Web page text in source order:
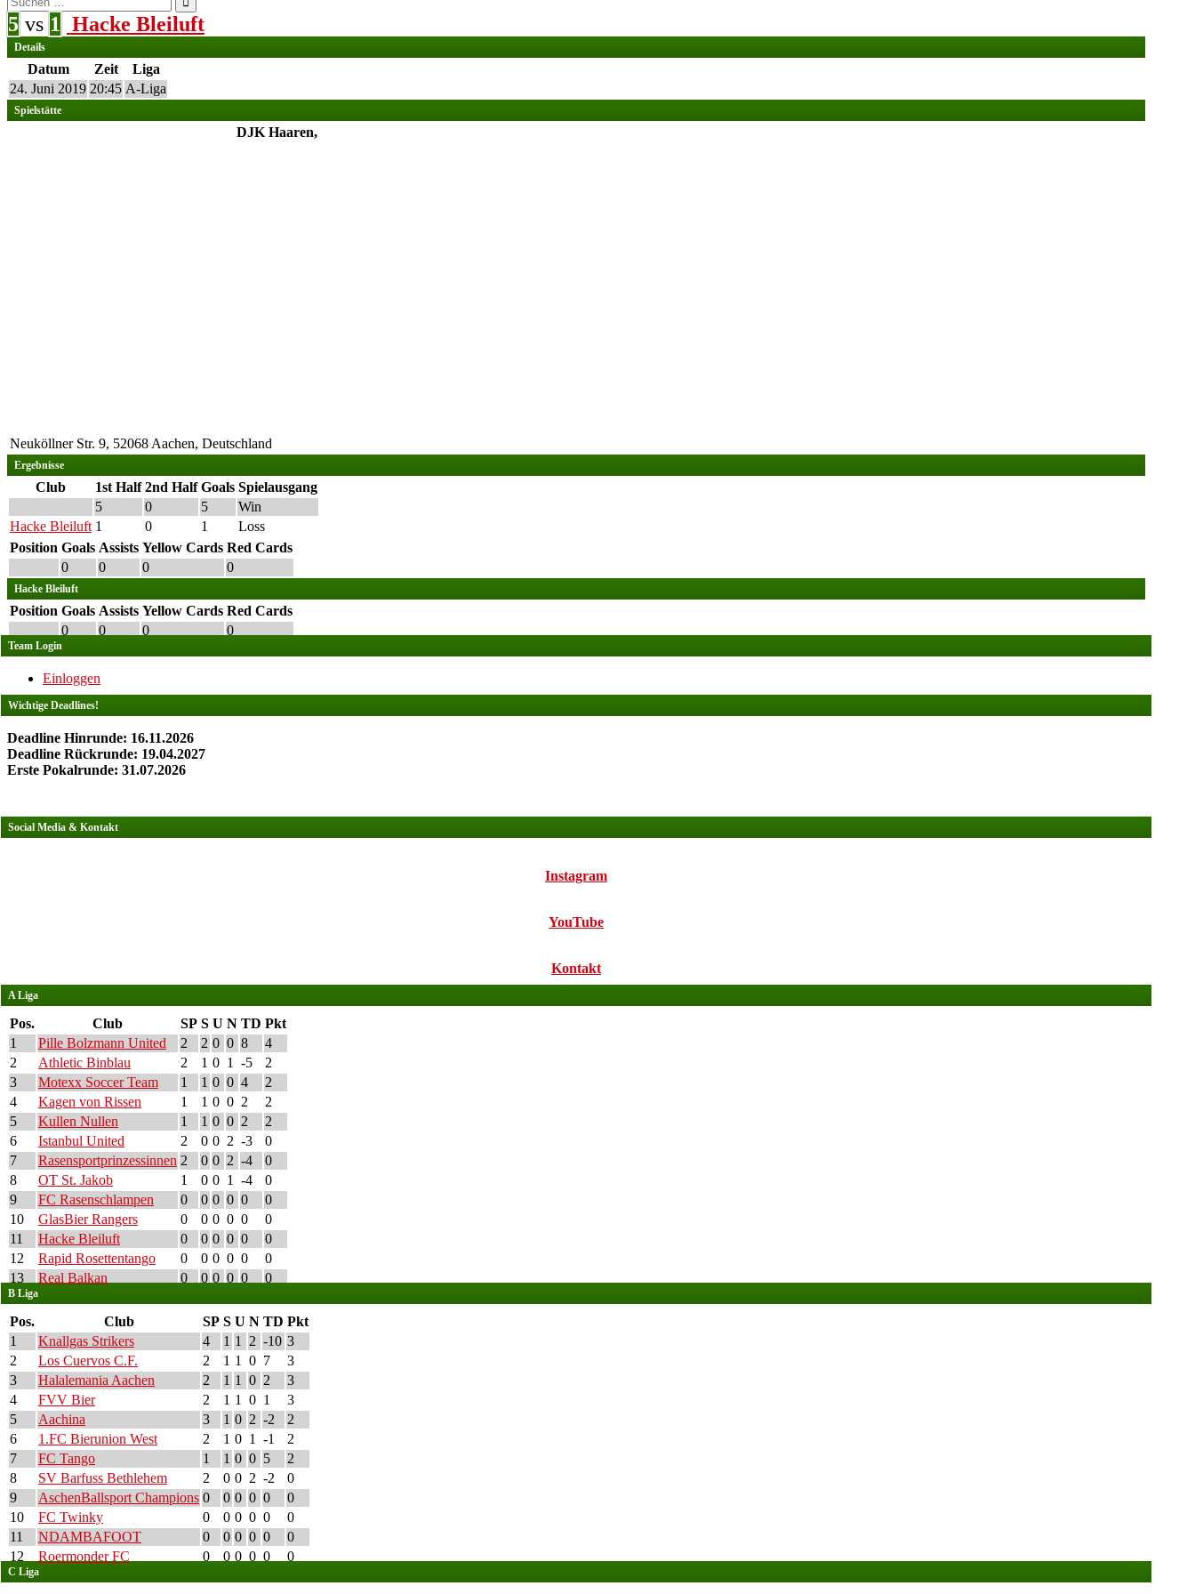
nach:
5 vs 1 Hacke Bleiluft
Details
Datum Zeit
Liga
24. Juni 2019 20:45 A-Liga
Spielstätte
DJK Haaren,
Neuköllner Str. 9, 52068 Aachen, Deutschland
Ergebnisse
Club 1st Half 2nd Half Goals Spielausgang
5
0 5
Win
Hacke Bleiluft 1 0 1
Loss
Position Goals Assists Yellow Cards Red Cards
0
0 0 0
Hacke Bleiluft
Position Goals Assists Yellow Cards Red Cards
0
0 0 0
Team Login
Einloggen
Wichtige Deadlines!
Deadline Hinrunde: 16.11.2026
Deadline Rückrunde: 19.04.2027
Erste Pokalrunde: 31.07.2026
Social Media & Kontakt
Instagram
YouTube
Kontakt
A Liga
Pos. Club SP S U N TD Pkt
1
Pille Bolzmann United 2 2 0 0 8
4
2
Athletic Binblau 2 1 0 1 -5
2
3
Motexx Soccer Team 1 1 0 0 4
2
4
Kagen von Rissen 1 1 0 0 2
2
5
Kullen Nullen 1 1 0 0 2
2
6
Istanbul United 2 0 0 2 -3
0
7
Rasensportprinzessinnen 2 0 0 2 -4
0
8
OT St. Jakob 1 0 0 1 -4
0
9
FC Rasenschlampen 0 0 0 0 0
0
10
GlasBier Rangers 0 0 0 0 0
0
11
Hacke Bleiluft 0 0 0 0 0
0
12
Rapid Rosettentango 0 0 0 0 0
0
13
Real Balkan 0 0 0 0 0 0
B Liga
Pos. Club SP S U N TD Pkt
1
Knallgas Strikers 4 1 1 2 -10 3
2
Los Cuervos C.F. 2 1 1 0 7
3
3
Halalemania Aachen 2 1 1 0 2
3
4
FVV Bier 2 1 1 0 1
3
5
Aachina 3 1 0 2 -2
2
6
1.FC Bierunion West 2 1 0 1 -1
2
7
FC Tango 1 1 0 0 5
2
8
SV Barfuss Bethlehem 2 0 0 2 -2
0
9
AschenBallsport Champions 0 0 0 0 0
0
10
FC Twinky 0 0 0 0 0
0
11
NDAMBAFOOT 0 0 0 0 0
0
12
Roermonder FC 0 0 0 0 0 0
C Liga